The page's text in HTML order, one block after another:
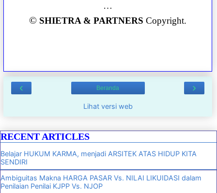
…
© SHIETRA & PARTNERS Copyright.
‹ ›
Beranda
Lihat versi web
RECENT ARTICLES
Belajar HUKUM KARMA, menjadi ARSITEK ATAS HIDUP KITA
SENDIRI
Ambiguitas Makna HARGA PASAR Vs. NILAI LIKUIDASI dalam
Penilaian Penilai KJPP Vs. NJOP